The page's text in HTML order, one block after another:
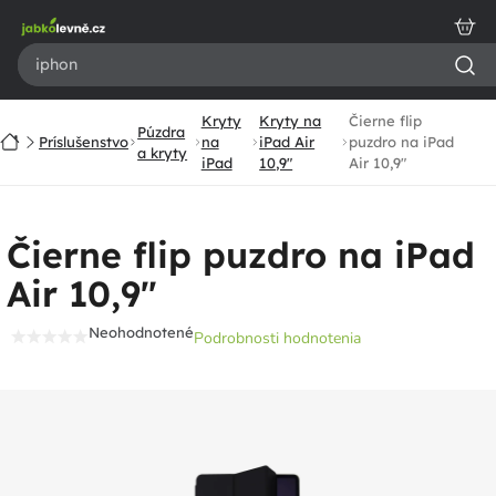
obsah
DomovPríslušenstvo
Púzdra
a kryty
Kryty
na
iPad
Kryty na
iPad Air
10,9"
Čierne flip
puzdro na iPad
Air 10,9"
Čierne flip puzdro na iPad
Air 10,9"
NeohodnotenéPodrobnosti hodnotenia